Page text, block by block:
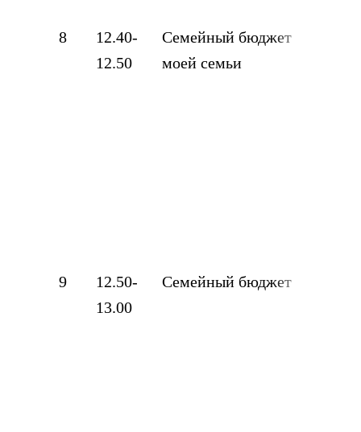
8
12.40-
12.50
Семейный бюджет
моей семьи
9
12.50-
13.00
Семейный бюджет